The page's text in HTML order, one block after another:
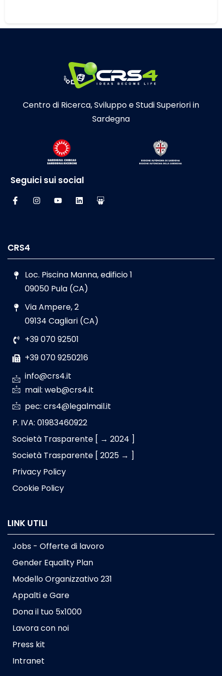
Centro di Ricerca, Sviluppo e Studi Superiori in
Sardegna
Seguici sui social
CRS4
Loc. Piscina Manna, edificio 1
09050 Pula (CA)
Via Ampere, 2
09134 Cagliari (CA)
+39 070 92501
+39 070 9250216
info@crs4.it
mail: web@crs4.it
pec: crs4@legalmail.it
P. IVA: 01983460922
Società Trasparente [ → 2024 ]
Società Trasparente [ 2025 → ]
Privacy Policy
Cookie Policy
LINK UTILI
Jobs - Offerte di lavoro
Gender Equality Plan
Modello Organizzativo 231
Appalti e Gare
Dona il tuo 5x1000
Lavora con noi
Press kit
Intranet